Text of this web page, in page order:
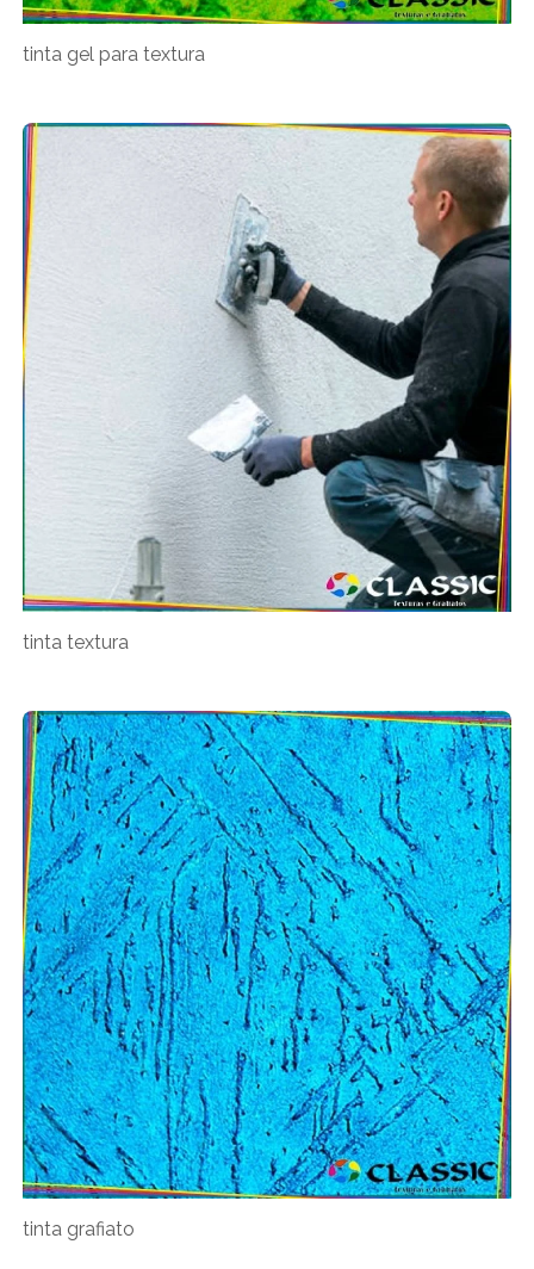
tinta gel para textura
tinta textura
tinta grafiato